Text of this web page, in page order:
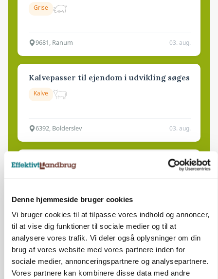
Denne hjemmeside bruger cookies
Vi bruger cookies til at tilpasse vores indhold og annoncer,
til at vise dig funktioner til sociale medier og til at
analysere vores trafik. Vi deler også oplysninger om din
brug af vores website med vores partnere inden for
sociale medier, annonceringspartnere og analysepartnere.
Vores partnere kan kombinere disse data med andre
Grise
9681, Ranum 03. aug.
Kalvepasser til ejendom i udvikling søges
Kalve
6392, Bolderslev 03. aug.
Leder til klimastald
Klimastald
9670, Løgstør 03. aug.